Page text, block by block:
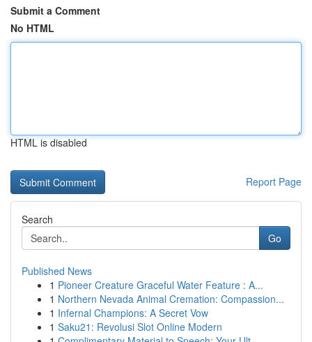
Submit a Comment
No HTML
HTML is disabled
Report Page
Search
Go
Published News
1 Pioneer Creature Graceful Water Feature : A...
1 Northern Nevada Animal Cremation: Compassion...
1 Infernal Champions: A Secret Vow
1 Saku21: Revolusi Slot Online Modern